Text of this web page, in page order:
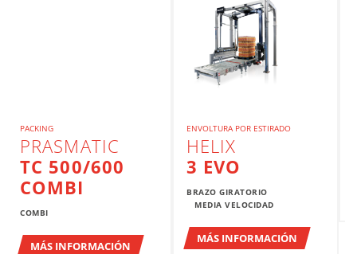
PACKING
PRASMATIC
TC 500/600
COMBI
COMBI
MÁS INFORMACIÓN
ENVOLTURA POR ESTIRADO
HELIX
3 EVO
BRAZO GIRATORIO
MEDIA VELOCIDAD
MÁS INFORMACIÓN